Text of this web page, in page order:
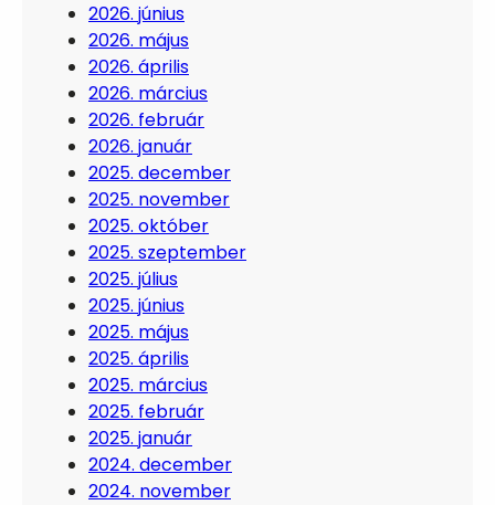
2026. június
2026. május
2026. április
2026. március
2026. február
2026. január
2025. december
2025. november
2025. október
2025. szeptember
2025. július
2025. június
2025. május
2025. április
2025. március
2025. február
2025. január
2024. december
2024. november